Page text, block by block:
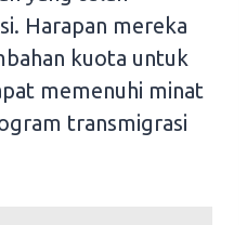
Harapan mereka
kuota untuk
memenuhi minat
transmigrasi